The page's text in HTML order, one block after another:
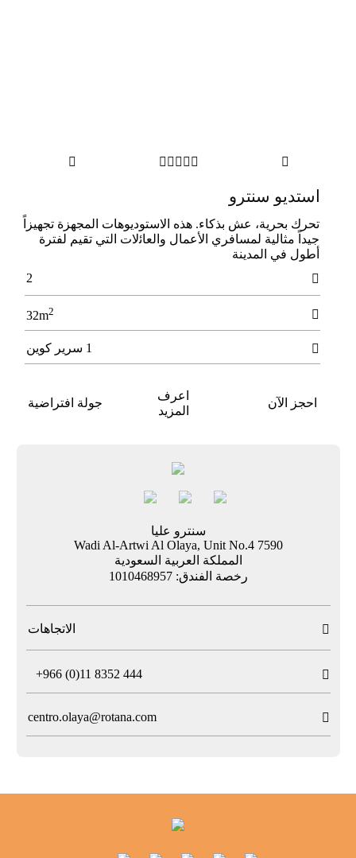

    

استديو سنترو
ﺗﺤﺮك ﺑﺤﺮﻳﺔ، ﻋﺶ ﺑﺬﻛﺎء. ﻫﺬه الاﺳﺘﻮدﻳﻮﻫﺎت اﻟﻤﺠﻬﺰة ﺗﺠﻬﻴﺰاً
ﺟﻴﺪاً ﻣﺜﺎﻟﻴﺔ ﻟﻤﺴﺎﻓﺮي الأﻋﻤﺎل واﻟﻌﺎﺋلات اﻟﺘﻲ ﺗﻘﻴﻢ ﻟﻔﺘﺮة
أﻃﻮل ﻓﻲ اﻟﻤﺪﻳﻨﺔ

2

32m2
 1 سرير كوين
احجز الآن
اعرف
المزيد
جولة افتراضية
سنترو عليا
7590 Wadi Al-Artwi Al Olaya, Unit No.4
المملكة العربية السعودية
رخصة الفندق: 1010468957
 الاتجاهات

+966 (0)11 8352 444

centro.olaya@rotana.com